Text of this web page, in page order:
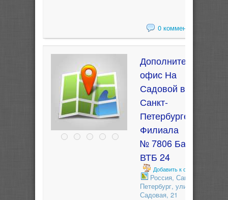
0 комментариев
Дополнительный
офис На
Садовой в г.
Санкт-
Петербурге
Филиала
№ 7806 Банка
ВТБ 24
Добавить к сравнению
Россия, Санкт-
Петербург, улица
Садовая, 21